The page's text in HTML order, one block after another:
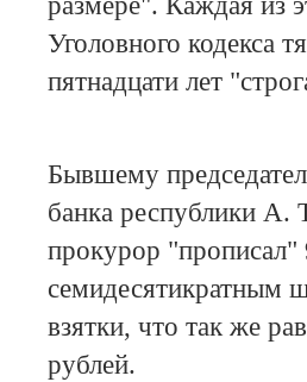
Уголовного кодекса
пятнадцати лет
Бывшему
банка республики А.
прокурор "прописал"
семидесятикратным
взятки, что так же
рублей.